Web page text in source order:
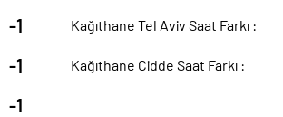
-1
-1
-1
Kağıthane Tel Aviv Saat Farkı :
Kağıthane Cidde Saat Farkı :